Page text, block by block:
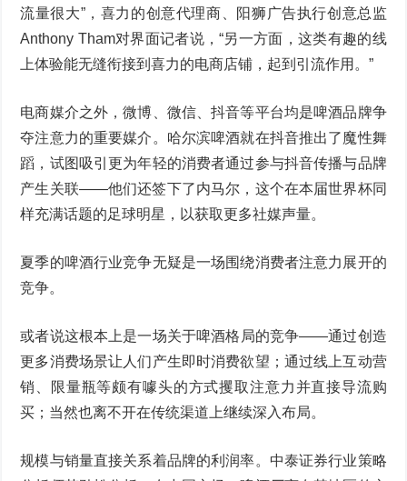
流量很大”，喜力的创意代理商、阳狮广告执行创意总监
Anthony Tham对界面记者说，“另一方面，这类有趣的线
上体验能无缝衔接到喜力的电商店铺，起到引流作用。”
电商媒介之外，微博、微信、抖音等平台均是啤酒品牌争
夺注意力的重要媒介。哈尔滨啤酒就在抖音推出了魔性舞
蹈，试图吸引更为年轻的消费者通过参与抖音传播与品牌
产生关联——他们还签下了内马尔，这个在本届世界杯同
样充满话题的足球明星，以获取更多社媒声量。
夏季的啤酒行业竞争无疑是一场围绕消费者注意力展开的
竞争。
或者说这根本上是一场关于啤酒格局的竞争——通过创造
更多消费场景让人们产生即时消费欲望；通过线上互动营
销、限量瓶等颇有噱头的方式攫取注意力并直接导流购
买；当然也离不开在传统渠道上继续深入布局。
规模与销量直接关系着品牌的利润率。中泰证券行业策略